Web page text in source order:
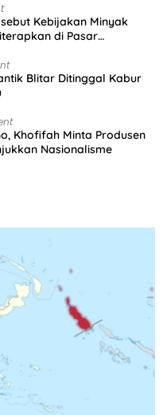
Kebijakan Minyak
di Pasar
Blitar Ditinggal Kabur
Khofifah Minta Produsen
Nasionalisme